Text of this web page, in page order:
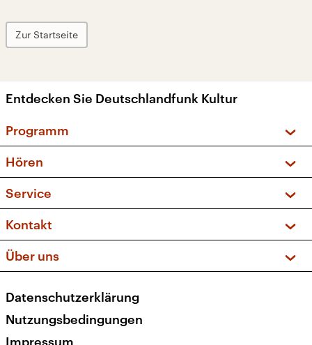
Zur Startseite
Entdecken Sie Deutschlandfunk Kultur
Programm
Sendungen und Podcasts
Musikliste
Kakadu – Das Kinderprogramm
Hören
Frequenzen (UKW + DAB+)
Service
FAQ
Apps
Newsletter
Veranstaltungen
Kontakt
Social Media
Über uns
Presse
Karriere
Datenschutzerklärung
Nutzungsbedingungen
Impressum